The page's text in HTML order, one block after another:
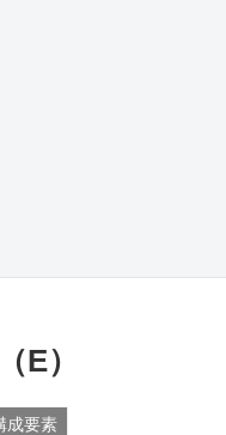
E）
成要素